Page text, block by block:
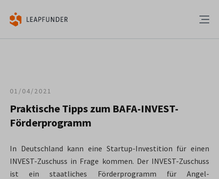
01/04/2021
Praktische Tipps zum BAFA-INVEST-
Förderprogramm
In Deutschland kann eine Startup-Investition für einen
INVEST-Zuschuss in Frage kommen. Der INVEST-Zuschuss
ist ein staatliches Förderprogramm für Angel-